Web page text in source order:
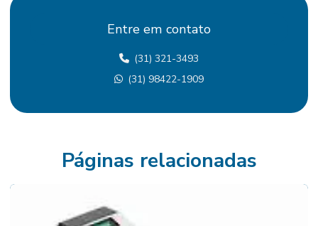
Cancela para estacionamento com ticket
Cancela com leitura de placa
Cancela com reconhecimento de placa
Cancela com sistema de leitura de placa
Cancelas de acesso
Catraca para academia
Entre em contato
(31) 321-3493
(31) 98422-1909
Páginas relacionadas